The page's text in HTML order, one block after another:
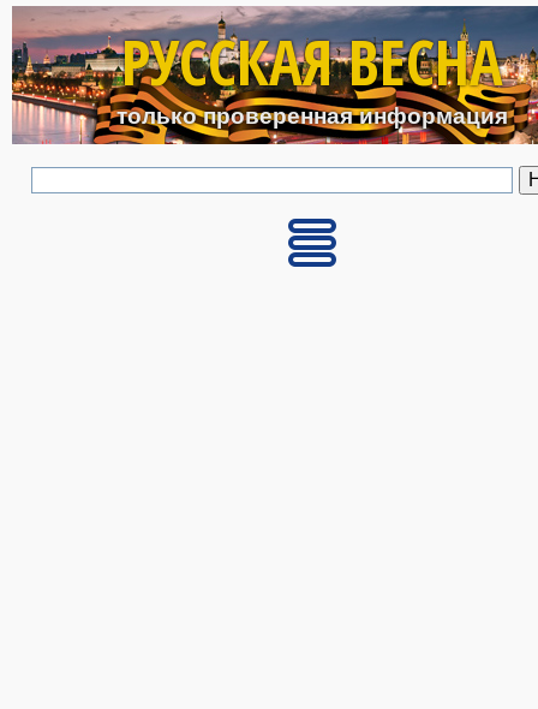
Перейти к основному
РУССКАЯ ВЕСНА
только проверенная информация